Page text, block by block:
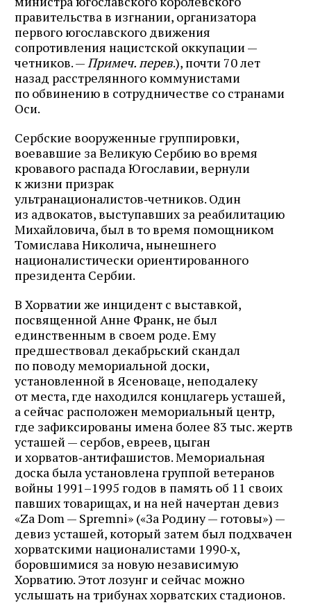
правительства в изгнании, организатора
первого югославского движения
сопротивления нацистской оккупации —
четников. — Примеч. перев.), почти 70 лет
назад расстрелянного коммунистами
по обвинению в сотрудничестве со странами
Оси.
Сербские вооруженные группировки,
воевавшие за Великую Сербию во время
кровавого распада Югославии, вернули
к жизни призрак
ультранационалистов‑четников. Один
из адвокатов, выступавших за реабилитацию
Михайловича, был в то время помощником
Томислава Николича, нынешнего
националистически ориентированного
президента Сербии.
В Хорватии же инцидент с выставкой,
посвященной Анне Франк, не был
единственным в своем роде. Ему
предшествовал декабрьский скандал
по поводу мемориальной доски,
установленной в Ясеноваце, неподалеку
от места, где находился концлагерь усташей,
а сейчас расположен мемориальный центр,
где зафиксированы имена более 83 тыс. жертв
усташей — сербов, евреев, цыган
и хорватов‑антифашистов. Мемориальная
доска была установлена группой ветеранов
войны 1991–1995 годов в память об 11 своих
павших товарищах, и на ней начертан девиз
«Za Dom — Spremni» («За Родину — готовы») —
девиз усташей, который затем был подхвачен
хорватскими националистами 1990‑х,
боровшимися за новую независимую
Хорватию. Этот лозунг и сейчас можно
услышать на трибунах хорватских стадионов.